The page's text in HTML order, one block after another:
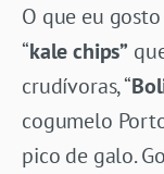
O que eu
“kale chips”
crudívoras, “
cogumelo
pico de galo.